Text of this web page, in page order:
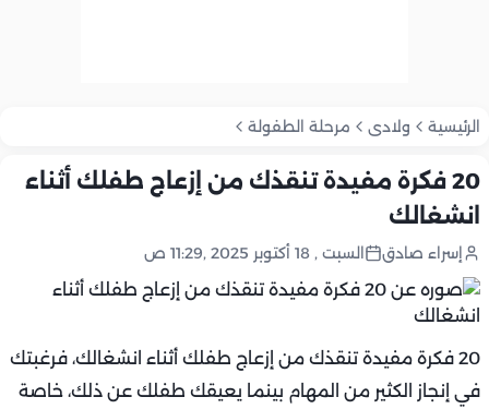
الرئيسية ولادى مرحلة الطفولة
20 فكرة مفيدة تنقذك من إزعاج طفلك أثناء
انشغالك
إسراء صادق السبت , 18 أكتوبر 2025 ,11:29 ص
20 فكرة مفيدة تنقذك من إزعاج طفلك أثناء انشغالك، فرغبتك
في إنجاز الكثير من المهام بينما يعيقك طفلك عن ذلك، خاصة